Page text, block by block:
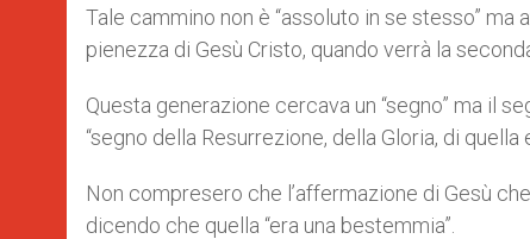
Tale cammino non è “assoluto in se stesso” ma
pienezza di Gesù Cristo, quando verrà la
Questa generazione cercava un “segno” ma il
“segno della Resurrezione, della Gloria, di
Non compresero che l’affermazione di Gesù
dicendo che quella “era una bestemmia”.